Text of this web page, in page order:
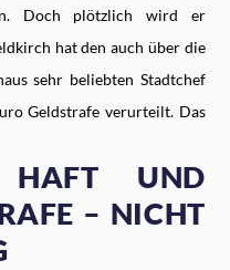
Doch plötzlich wird er
hat den auch über die
sehr beliebten Stadtchef
Geldstrafe verurteilt. Das
HAFT UND
– NICHT